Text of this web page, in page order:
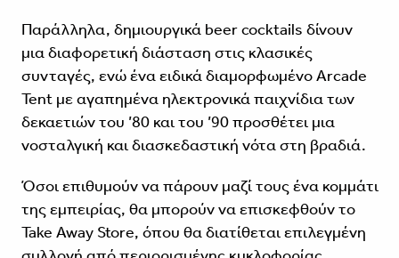
Παράλληλα, δημιουργικά beer cocktails δίνουν
μια διαφορετική διάσταση στις κλασικές
συνταγές, ενώ ένα ειδικά διαμορφωμένο Arcade
Tent με αγαπημένα ηλεκτρονικά παιχνίδια των
δεκαετιών του ’80 και του ’90 προσθέτει μια
νοσταλγική και διασκεδαστική νότα στη βραδιά.
Όσοι επιθυμούν να πάρουν μαζί τους ένα κομμάτι
της εμπειρίας, θα μπορούν να επισκεφθούν το
Take Away Store, όπου θα διατίθεται επιλεγμένη